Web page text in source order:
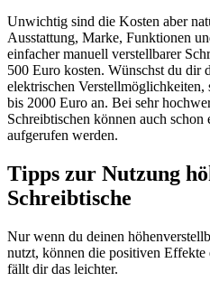
Unwichtig sind die Kosten aber
Ausstattung, Marke, Funktionen
einfacher manuell verstellbarer
500 Euro kosten. Wünschst du dir
elektrischen Verstellmöglichkeiten,
bis 2000 Euro an. Bei sehr
Schreibtischen können auch
aufgerufen werden.
Tipps zur Nutzung
Schreibtische
Nur wenn du deinen
nutzt, können die positiven
fällt dir das leichter.